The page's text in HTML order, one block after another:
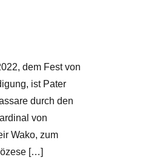
dem Fest von
ist Pater
durch den
von
Wako, zum
[…]